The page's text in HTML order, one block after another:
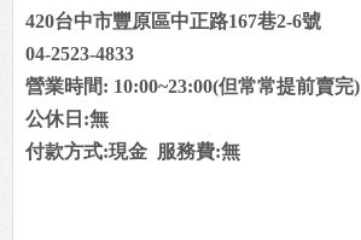
420台中市豐原區中正路167巷2-6號
04-2523-4833
營業時間: 10:00~23:00(但常常提前賣完)
公休日:無
付款方式:現金 服務費:無